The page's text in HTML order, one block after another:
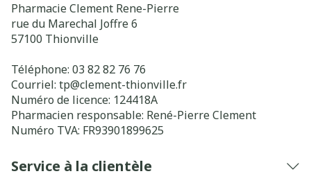
Pharmacie Clement Rene-Pierre
rue du Marechal Joffre 6
57100 Thionville
Téléphone: 03 82 82 76 76
Courriel: tp@clement-thionville.fr
Numéro de licence: 124418A
Pharmacien responsable: René-Pierre Clement
Numéro TVA: FR93901899625
Service à la clientèle